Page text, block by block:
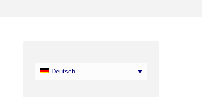
Deutsch